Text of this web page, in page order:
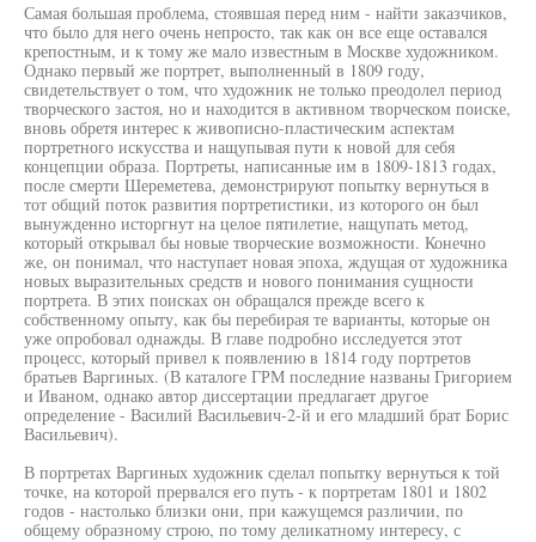
Самая большая проблема, стоявшая перед ним - найти заказчиков,
что было для него очень непросто, так как он все еще оставался
крепостным, и к тому же мало известным в Москве художником.
Однако первый же портрет, выполненный в 1809 году,
свидетельствует о том, что художник не только преодолел период
творческого застоя, но и находится в активном творческом поиске,
вновь обретя интерес к живописно-пластическим аспектам
портретного искусства и нащупывая пути к новой для себя
концепции образа. Портреты, написанные им в 1809-1813 годах,
после смерти Шереметева, демонстрируют попытку вернуться в
тот общий поток развития портретистики, из которого он был
вынужденно исторгнут на целое пятилетие, нащупать метод,
который открывал бы новые творческие возможности. Конечно
же, он понимал, что наступает новая эпоха, ждущая от художника
новых выразительных средств и нового понимания сущности
портрета. В этих поисках он обращался прежде всего к
собственному опыту, как бы перебирая те варианты, которые он
уже опробовал однажды. В главе подробно исследуется этот
процесс, который привел к появлению в 1814 году портретов
братьев Варгиных. (В каталоге ГРМ последние названы Григорием
и Иваном, однако автор диссертации предлагает другое
определение - Василий Васильевич-2-й и его младший брат Борис
Васильевич).
В портретах Варгиных художник сделал попытку вернуться к той
точке, на которой прервался его путь - к портретам 1801 и 1802
годов - настолько близки они, при кажущемся различии, по
общему образному строю, по тому деликатному интересу, с